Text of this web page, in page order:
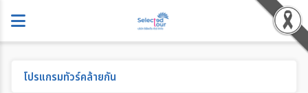
โปรแกรมทัวร์คล้ายกัน